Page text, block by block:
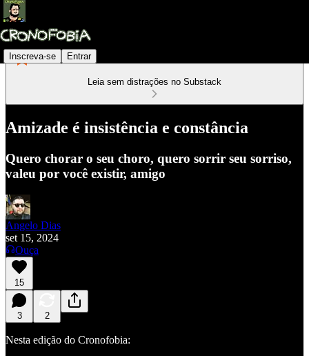
Inscreva-se Entrar
Leia sem distrações no Substack
Amizade é insistência e constância
Quero chorar o seu choro, quero sorrir seu sorriso,
valeu por você existir, amigo
Angelo Dias
set 15, 2024
Ouça
15
3 2
Nesta edição do Cronofobia: